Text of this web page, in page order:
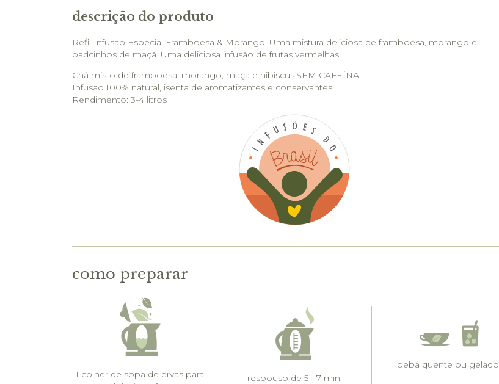
descrição do produto
Refil Infusão Especial Framboesa & Morango. Uma mistura deliciosa de framboesa, morango e
padcinhos de maçã. Uma deliciosa infusão de frutas vermelhas.
Chá misto de framboesa, morango, maçã e hibiscus.SEM CAFEÍNA
Infusão 100% natural, isenta de aromatizantes e conservantes.
Rendimento: 3-4 litros
como preparar
1 colher de sopa de ervas para
respouso de 5 - 7 min.
beba quente ou gelado.